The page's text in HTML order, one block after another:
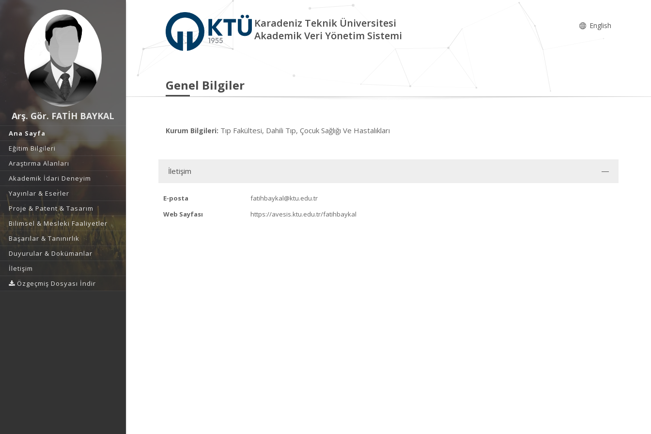
Arş. Gör. FATİH BAYKAL
Ana Sayfa
Eğitim Bilgileri
Araştırma Alanları
Akademik İdari Deneyim
Yayınlar & Eserler
Proje & Patent & Tasarım
Bilimsel & Mesleki Faaliyetler
Başarılar & Tanınırlık
Duyurular & Dokümanlar
İletişim
Özgeçmiş Dosyası İndir
Karadeniz Teknik Üniversitesi
Akademik Veri Yönetim Sistemi
English
Genel Bilgiler
Kurum Bilgileri: Tıp Fakültesi, Dahili Tıp, Çocuk Sağlığı Ve Hastalıkları
İletişim
E-posta
fatihbaykal@ktu.edu.tr
Web Sayfası
https://avesis.ktu.edu.tr/fatihbaykal